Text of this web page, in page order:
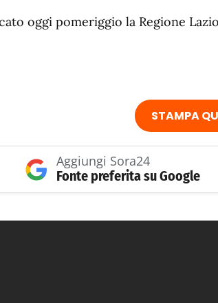
oggi pomeriggio la Regione
STAMPA
Aggiungi Sora24
Fonte preferita su Google